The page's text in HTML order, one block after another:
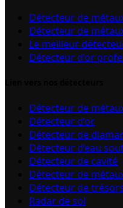
Détecteur de
Détecteur de
Le meilleur
Détecteur d’or
Détecteur de
Détecteur d’or
Détecteur de
Détecteur d’eau
Détecteur de cavité
Détecteur de
Détecteur de trésors
Radar de sol